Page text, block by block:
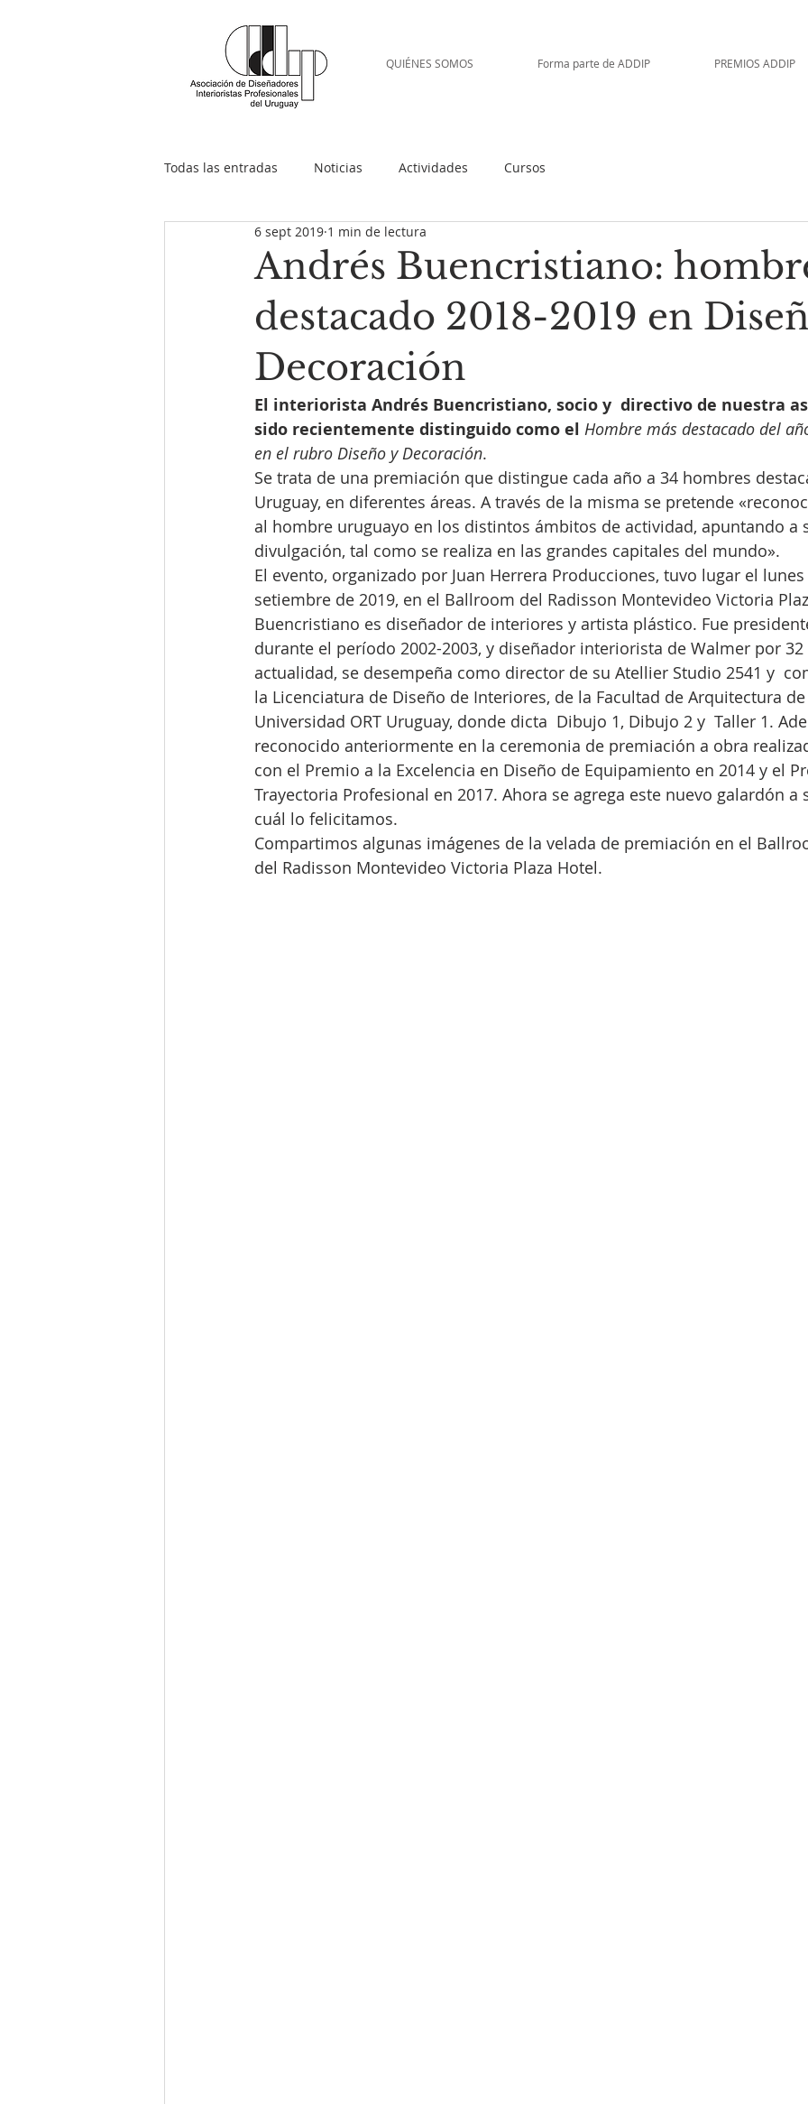
QUIÉNES SOMOS Forma parte de ADDIP PREMIOS ADDIP
Todas las entradas Noticias Actividades Cursos
Andrés Buencristiano:
destacado 2018-2019 en
Decoración
6 sept 2019 1 min de lectura
El interiorista Andrés Buencristiano, socio y  directivo de nuestra
sido recientemente distinguido como el Hombre más destacado del
en el rubro Diseño y Decoración.
Se trata de una premiación que distingue cada año a 34 hombres
Uruguay, en diferentes áreas. A través de la misma se pretende
al hombre uruguayo en los distintos ámbitos de actividad, apuntando a
divulgación, tal como se realiza en las grandes capitales del mundo».
El evento, organizado por Juan Herrera Producciones, tuvo lugar el
setiembre de 2019, en el Ballroom del Radisson Montevideo Victoria
Buencristiano es diseñador de interiores y artista plástico. Fue
durante el período 2002-2003, y diseñador interiorista de Walmer por 32
actualidad, se desempeña como director de su Atellier Studio 2541 y
la Licenciatura de Diseño de Interiores, de la Facultad de Arquitectura
Universidad ORT Uruguay, donde dicta  Dibujo 1, Dibujo 2 y  Taller 1.
reconocido anteriormente en la ceremonia de premiación a obra
con el Premio a la Excelencia en Diseño de Equipamiento en 2014 y el
Trayectoria Profesional en 2017. Ahora se agrega este nuevo galardón
cuál lo felicitamos.
Compartimos algunas imágenes de la velada de premiación en el
del Radisson Montevideo Victoria Plaza Hotel.